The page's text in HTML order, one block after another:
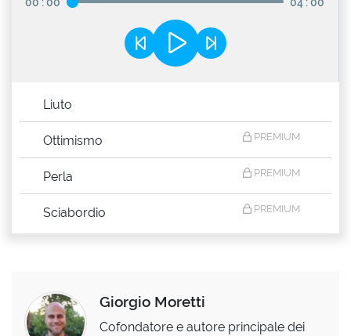
00 :00 04 :00
Liuto
Ottimismo PREMIUM
Perla PREMIUM
Sciabordio PREMIUM
Giorgio Moretti
Cofondatore e autore principale dei